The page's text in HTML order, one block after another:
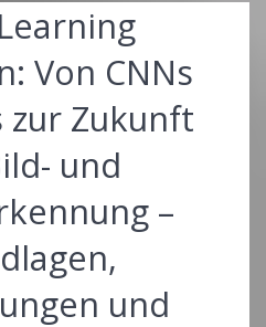
Von CNNs
zur Zukunft
und
–
und